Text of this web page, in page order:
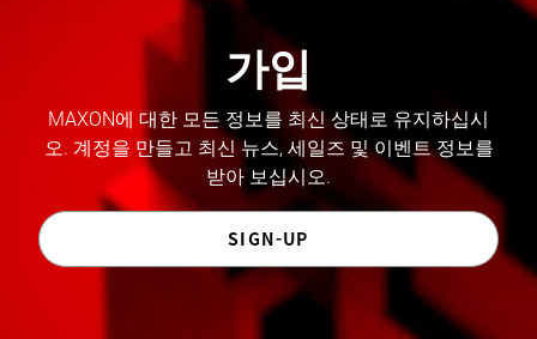
가입
MAXON에 대한 모든 정보를 최신 상태로 유지하십시
오. 계정을 만들고 최신 뉴스, 세일즈 및 이벤트 정보를
받아 보십시오.
SIGN-UP